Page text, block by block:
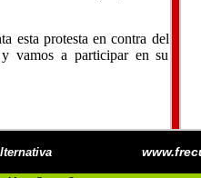
esta protesta en contra del
vamos a participar en su